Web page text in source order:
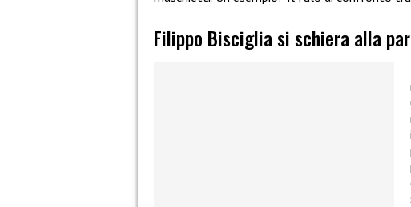
Filippo Bisciglia si schiera alla